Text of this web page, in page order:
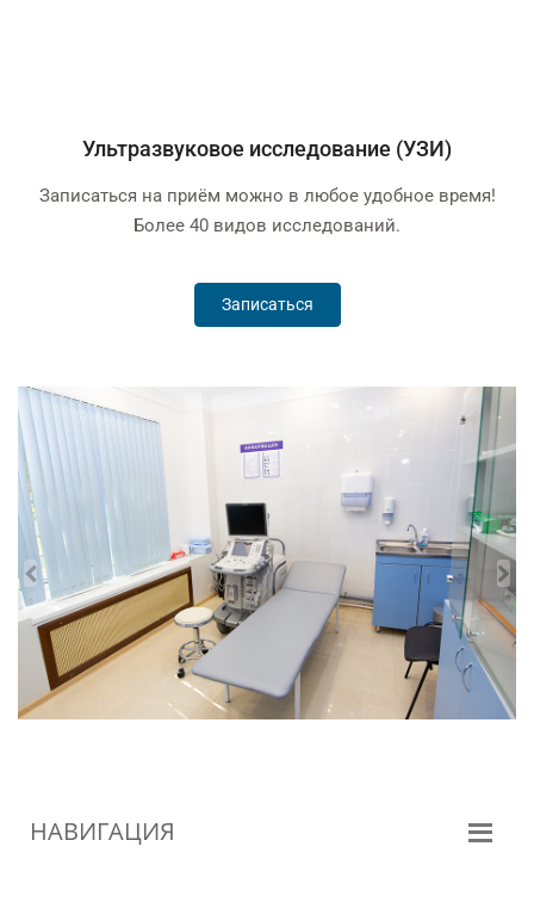
Ультразвуковое исследование (УЗИ)
Записаться на приём можно в любое удобное время!
Более 40 видов исследований.
Записаться
НАВИГАЦИЯ